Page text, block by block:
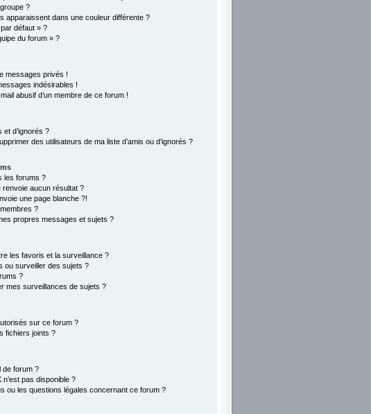
?
apparaissent dans une couleur différente ?
défaut » ?
du forum » ?
messages privés !
indésirables !
abusif d’un membre de ce forum !
et d’ignorés ?
des utilisateurs de ma liste d’amis ou d’ignorés ?
les forums ?
aucun résultat ?
une page blanche ?!
?
propres messages et sujets ?
les favoris et la surveillance ?
ou surveiller des sujets ?
?
mes surveillances de sujets ?
sur ce forum ?
fichiers joints ?
de forum ?
pas disponible ?
ou les questions légales concernant ce forum ?